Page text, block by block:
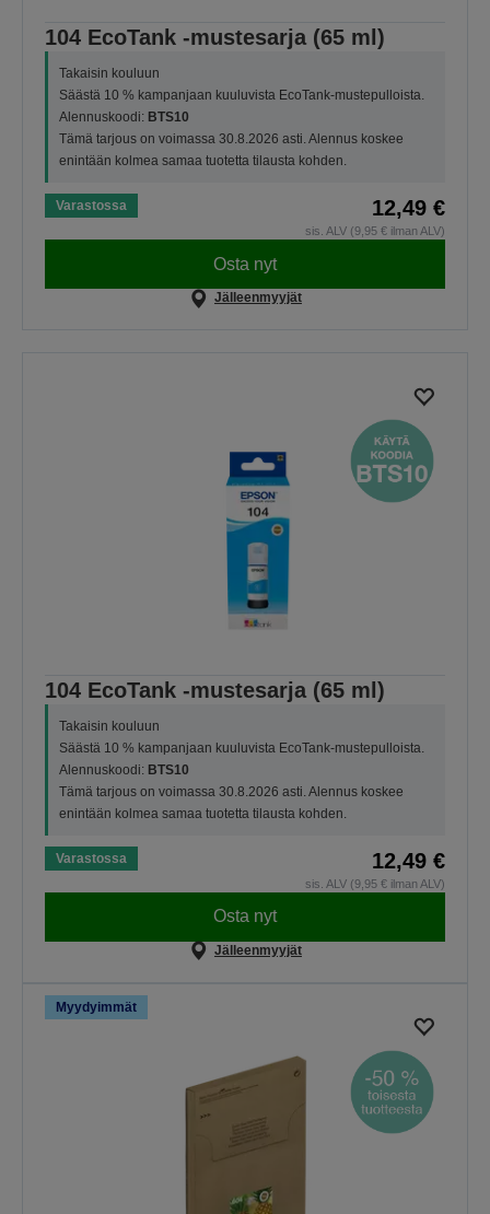
104 EcoTank -mustesarja (65 ml)
Takaisin kouluun
Säästä 10 % kampanjaan kuuluvista EcoTank-mustepulloista.
Alennuskoodi: BTS10
Tämä tarjous on voimassa 30.8.2026 asti. Alennus koskee
enintään kolmea samaa tuotetta tilausta kohden.
Varastossa 12,49 €
sis. ALV (9,95 € ilman ALV)
Osta nyt
Jälleenmyyjät
104 EcoTank -mustesarja (65 ml)
Takaisin kouluun
Säästä 10 % kampanjaan kuuluvista EcoTank-mustepulloista.
Alennuskoodi: BTS10
Tämä tarjous on voimassa 30.8.2026 asti. Alennus koskee
enintään kolmea samaa tuotetta tilausta kohden.
Varastossa 12,49 €
sis. ALV (9,95 € ilman ALV)
Osta nyt
Jälleenmyyjät
Myydyimmät